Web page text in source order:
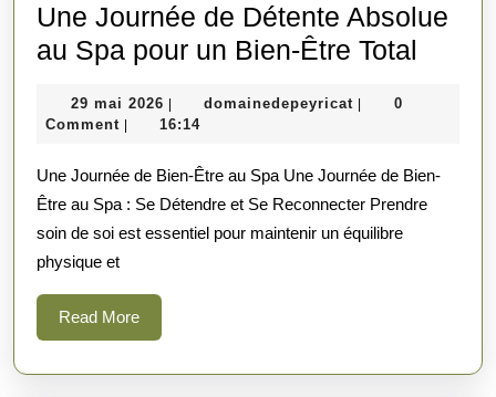
Une Journée de Détente Absolue
au Spa pour un Bien-Être Total
au
Être
29 mai 2026 29
mai
domainedepeyricat
0
Comment
16:14
Une Journée de Bien-Être au Spa Une Journée de Bien-
Être au Spa : Se Détendre et Se Reconnecter Prendre
soin de soi est essentiel pour maintenir un équilibre
physique et
Read MoreRead
More